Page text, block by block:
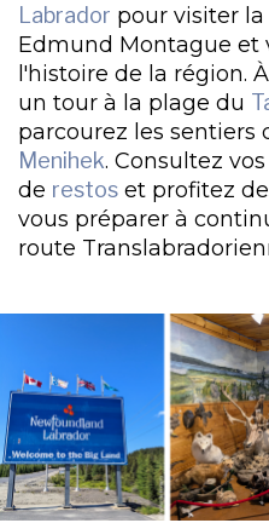
Labrador pour visiter
Edmund Montague et
l'histoire de la région.
un tour à la plage du
parcourez les
Menihek. Consultez
de restos et profitez
vous préparer à
route